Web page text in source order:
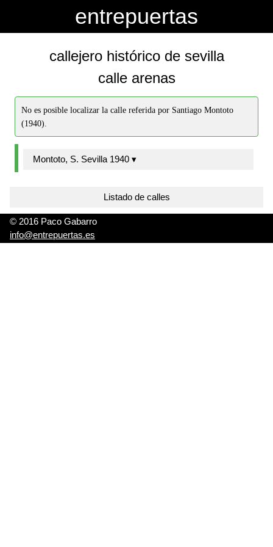
entrepuertas
callejero histórico de sevilla
calle arenas
No es posible localizar la calle referida por Santiago Montoto
(1940).
Montoto, S. Sevilla 1940 ▾
Listado de calles
© 2016 Paco Gabarro
info@entrepuertas.es